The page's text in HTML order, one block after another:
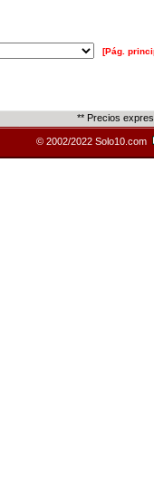
[Pág.
** Precios
© 2002/2022 Solo10.com